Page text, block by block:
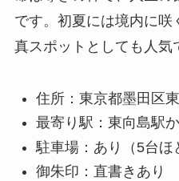
です。初夏には境内に咲
真スポットとしても人気
住所：東京都墨田区
最寄り駅：東向島駅
駐車場：あり（5台ほ
御朱印：直書きあり